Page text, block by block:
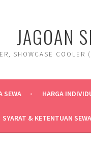
JAGOAN
SHOWCASE
SEWA HARGA
SYARAT & KETENTUAN